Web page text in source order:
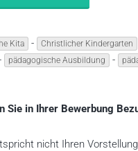
Kita - Christlicher Kindergarten
pädagogische Ausbildung -
Sie in Ihrer Bewerbung
nicht Ihren